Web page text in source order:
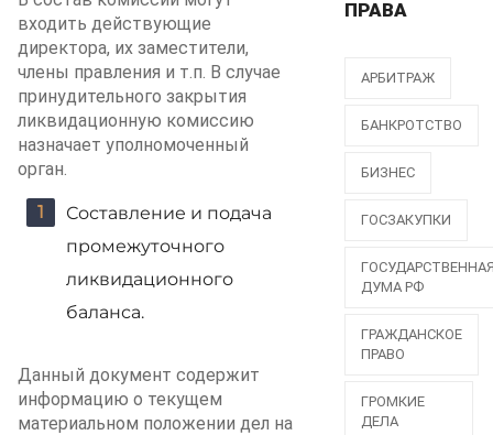
входить действующие
директора, их заместители,
члены правления и т.п. В случае
принудительного закрытия
ликвидационную комиссию
назначает уполномоченный
орган.
Составление и подача
промежуточного
ликвидационного
баланса.
Данный документ содержит
информацию о текущем
материальном положении дел на
ПРАВА
АРБИТРАЖ
БАНКРОТСТВО
БИЗНЕС
ГОСЗАКУПКИ
ДУМА РФ
ГРАЖДАНСКОЕ
ПРАВО
ГРОМКИЕ
ДЕЛА